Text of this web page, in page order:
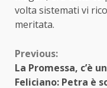
volta sistemati vi
meritata.
Continue
Reading
Previous:
La Promessa, c’è
Feliciano: Petra è